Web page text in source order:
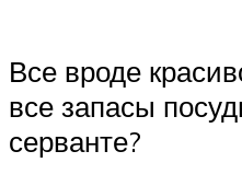
Все вроде
все запасы
серванте?